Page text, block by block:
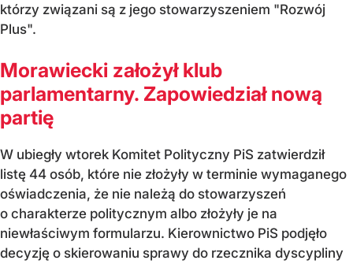
którzy związani są z jego stowarzyszeniem "Rozwój
Plus".
Morawiecki założył klub
parlamentarny. Zapowiedział nową
partię
W ubiegły wtorek Komitet Polityczny PiS zatwierdził
listę 44 osób, które nie złożyły w terminie wymaganego
oświadczenia, że nie należą do stowarzyszeń
o charakterze politycznym albo złożyły je na
niewłaściwym formularzu. Kierownictwo PiS podjęło
decyzję o skierowaniu sprawy do rzecznika dyscypliny